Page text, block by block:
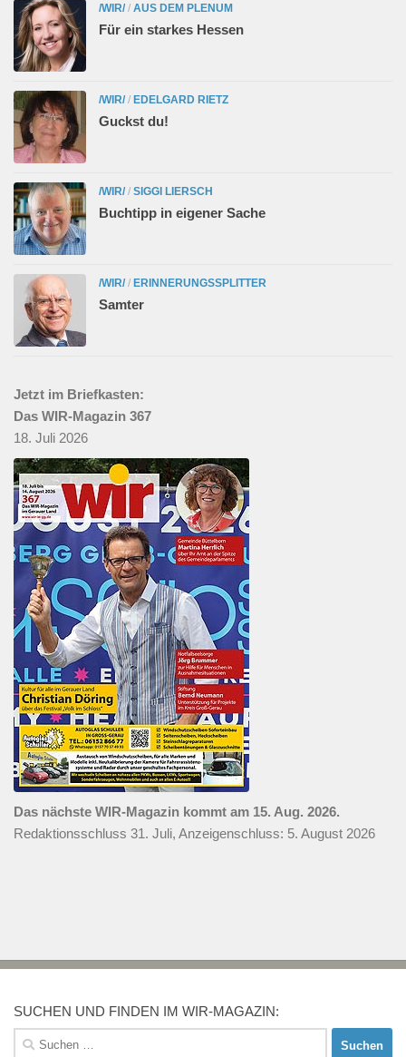
/WIR/ / AUS DEM PLENUM
Für ein starkes Hessen
/WIR/ / EDELGARD RIETZ
Guckst du!
/WIR/ / SIGGI LIERSCH
Buchtipp in eigener Sache
/WIR/ / ERINNERUNGSSPLITTER
Samter
Jetzt im Briefkasten:
Das WIR-Magazin 367
18. Juli 2026
Das nächste WIR-Magazin kommt am 15. Aug. 2026.
Redaktionsschluss 31. Juli, Anzeigenschluss: 5. August 2026
SUCHEN UND FINDEN IM WIR-MAGAZIN:
Suchen